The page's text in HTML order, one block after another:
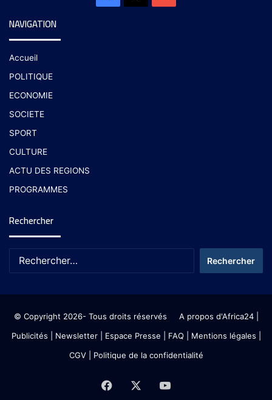
NAVIGATION
Accueil
POLITIQUE
ECONOMIE
SOCIETE
SPORT
CULTURE
ACTU DES REGIONS
PROGRAMMES
Rechercher
© Copyright 2026- Tous droits réservés A propos d'Africa24|
Publicités
Newsletter| Espace Presse | FAQ | Mentions légales
CGV| Politique de la confidentialité